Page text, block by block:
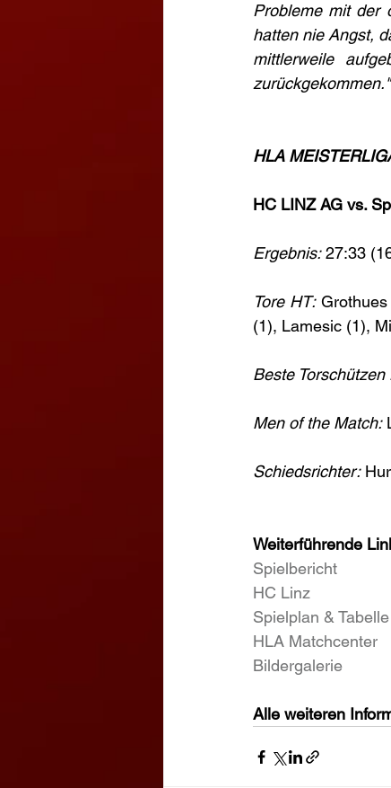
Probleme mit der
hatten nie Angst,
mittlerweile
zurückgekommen."
HLA
HC LINZ AG vs.
Ergebnis: 27:33
Tore HT: Grothues
(1), Lamesic (1),
Beste Torschützen
Men of the Match:
Schiedsrichter:
Weiterführende
Spielbericht
HC Linz
Spielplan & Tabelle
HLA Matchcenter
Bildergalerie
Alle weiteren